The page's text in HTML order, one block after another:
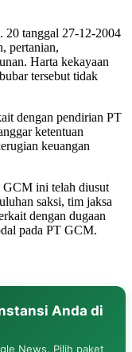
tanggal 27-12-2004
pertanian,
Harta kekayaan
tersebut tidak
dengan pendirian PT
ketentuan
keuangan
ini telah diusut
saksi, tim jaksa
dengan dugaan
pada PT GCM.
Anda di
News. Pilih paket